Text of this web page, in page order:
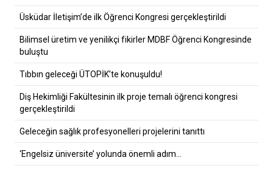
Üsküdar İletişim’de ilk Öğrenci Kongresi gerçekleştirildi
Bilimsel üretim ve yenilikçi fikirler MDBF Öğrenci Kongresinde
buluştu
Tıbbın geleceği ÜTOPİK’te konuşuldu!
Diş Hekimliği Fakültesinin ilk proje temalı öğrenci kongresi
gerçekleştirildi
Geleceğin sağlık profesyonelleri projelerini tanıttı
‘Engelsiz üniversite’ yolunda önemli adım…